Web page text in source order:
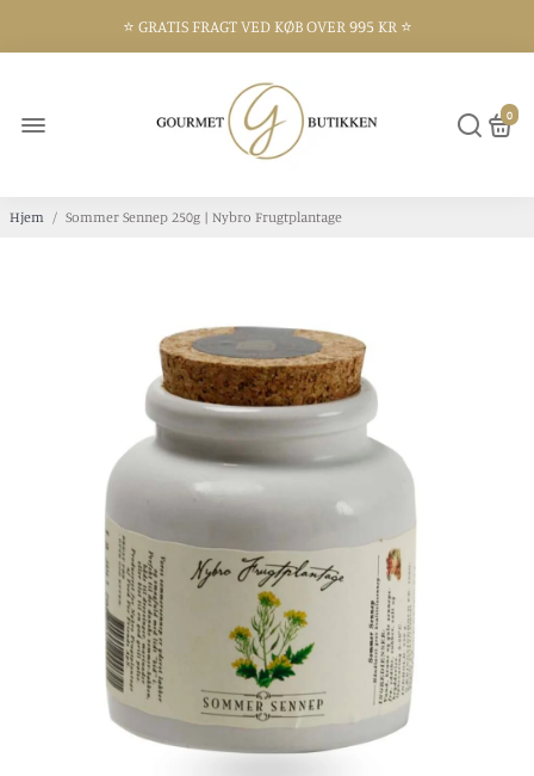
⭐️ GRATIS FRAGT VED KØB OVER 995 KR ⭐️
0
Hjem / Sommer Sennep 250g | Nybro Frugtplantage